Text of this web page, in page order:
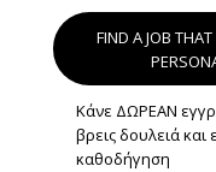
FIND A JOB
Κάνε ΔΩΡΕΑΝ
βρεις δουλειά και
καθοδήγηση